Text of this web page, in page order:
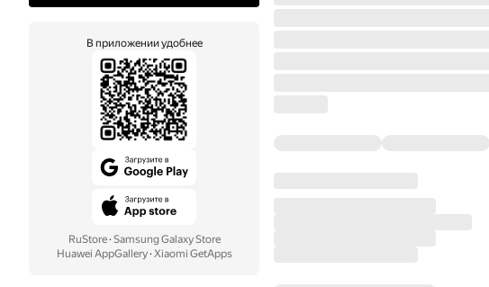
В приложении удобнее
RuStore· Samsung Galaxy Store
Huawei AppGallery· Xiaomi GetApps